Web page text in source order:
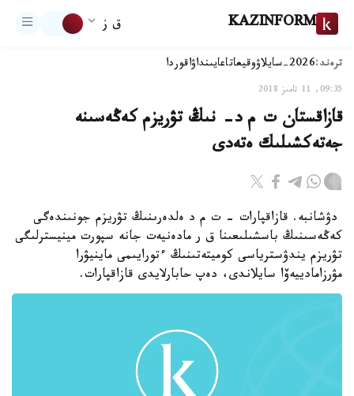
KAZINFORM ق ز
ترەند:2026-سايلاۋ وقيعاتاعايىنداۋاقوردا
09:35, 11 تامىز 2018
قازاقستان ت م د- نىڭ تۋريزم كەڭەسىنە
جەتەكشىلىك ەتەدى
دۋشانبە. قازاقپارات - ت م د ەلدەرىنىڭ تۋريزم جونىندەگى
كەڭەسىنىڭ باسشىلىعىنا ق ر مادەنيەت جانە سپورت مينيسترلىگى
تۋريزم يندۋسترياسى كوميتەتىنىڭ ءتورايىمى ماينيۋرا
مۋرزامادييەۆا سايلاندى، دەپ حابارلايدى قازاقپارات.